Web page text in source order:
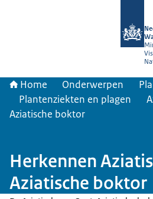
Home Onderwerpen
Plantenziekten en plagen
Aziatische boktor
Herkennen
Aziatische boktor